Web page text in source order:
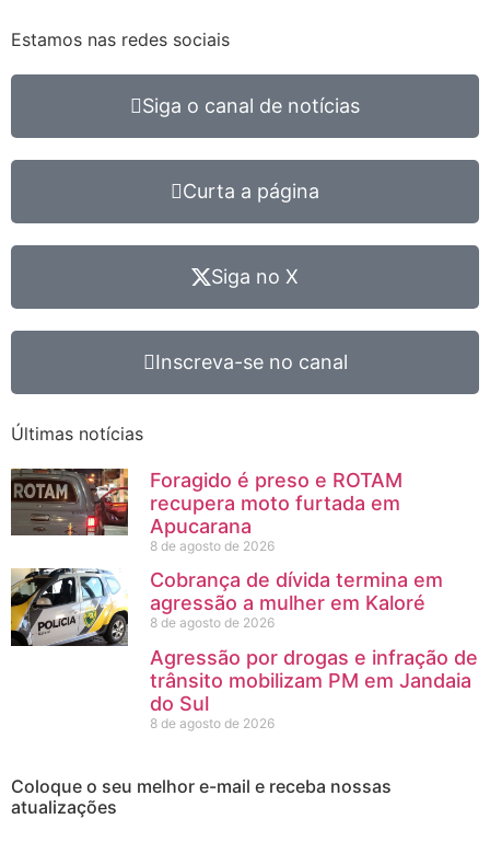
Estamos nas redes sociais
Siga o canal de notícias
Curta a página
Siga no X
Inscreva-se no canal
Últimas notícias
Foragido é preso e ROTAM
recupera moto furtada em
Apucarana
8 de agosto de 2026
Cobrança de dívida termina em
agressão a mulher em Kaloré
8 de agosto de 2026
Agressão por drogas e infração de
trânsito mobilizam PM em Jandaia
do Sul
8 de agosto de 2026
Coloque o seu melhor e-mail e receba nossas
atualizações